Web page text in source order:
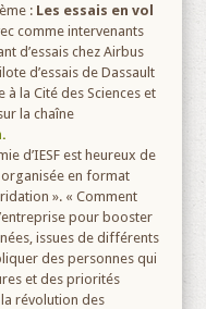
: Les essais en vol
comme intervenants
d’essais chez Airbus
d’essais de Dassault
la Cité des Sciences et
la chaîne
d’IESF est heureux de
en format
». « Comment
pour booster
issues de différents
des personnes qui
et des priorités
révolution des